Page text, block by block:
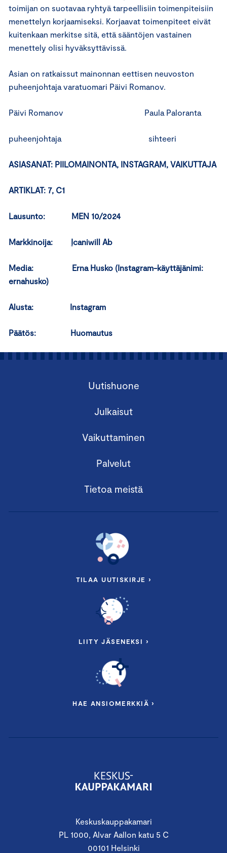
toimijan on suotavaa ryhtyä tarpeellisiin toimenpiteisiin
menettelyn korjaamiseksi. Korjaavat toimenpiteet eivät
kuitenkaan merkitse sitä, että sääntöjen vastainen
menettely olisi hyväksyttävissä.
Asian on ratkaissut mainonnan eettisen neuvoston
puheenjohtaja varatuomari Päivi Romanov.
Päivi Romanov Paula Paloranta
puheenjohtaja sihteeri
ASIASANAT: PIILOMAINONTA, INSTAGRAM, VAIKUTTAJA
ARTIKLAT: 7, C1
Lausunto: MEN 10/2024
Markkinoija: Icaniwill Ab
Media: Erna Husko (Instagram-käyttäjänimi:
ernahusko)
Alusta: Instagram
Päätös: Huomautus
Keskuskauppakamari
PL 1000, Alvar Aallon katu 5 C
00101 Helsinki
Uutishuone
Julkaisut
Vaikuttaminen
Palvelut
Tietoa meistä
TILAA UUTISKIRJE ›
LIITY JÄSENEKSI ›
HAE ANSIOMERKKIÄ ›